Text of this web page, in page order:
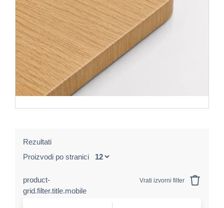
Rezultati
Proizvodi po stranici
product-
grid.filter.title.mobile
Vrati izvorni filter